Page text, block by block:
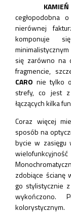
KAMIEŃ
cegłopodobna
nierównej
komponuje
się zarówno na
fragmencie,
CARO nie tylko
strefy, co jest
łączących kilka
Coraz więcej
sposób na
bycie w zasięgu
zdobiące ścianę
go stylistycznie
wykończono.
kolorystycznym.